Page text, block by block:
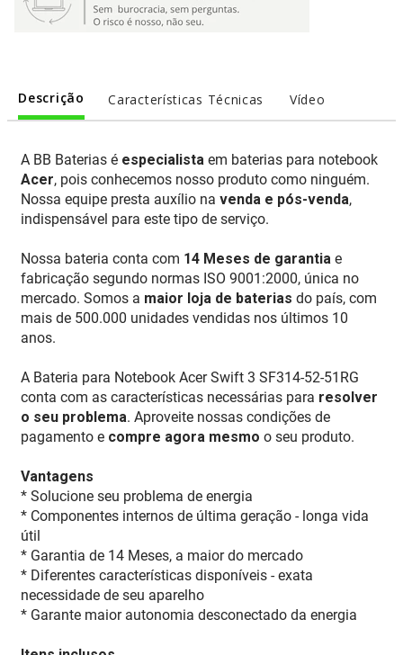
Descrição Características Técnicas Vídeo
A BB Baterias é especialista em baterias para notebook
Acer, pois conhecemos nosso produto como ninguém.
Nossa equipe presta auxílio na venda e pós-venda,
indispensável para este tipo de serviço.
Nossa bateria conta com 14 Meses de garantia e
fabricação segundo normas ISO 9001:2000, única no
mercado. Somos a maior loja de baterias do país, com
mais de 500.000 unidades vendidas nos últimos 10
anos.
A Bateria para Notebook Acer Swift 3 SF314-52-51RG
conta com as características necessárias para resolver
o seu problema. Aproveite nossas condições de
pagamento e compre agora mesmo o seu produto.
Vantagens
* Solucione seu problema de energia
* Componentes internos de última geração - longa vida
útil
* Garantia de 14 Meses, a maior do mercado
* Diferentes características disponíveis - exata
necessidade de seu aparelho
* Garante maior autonomia desconectado da energia